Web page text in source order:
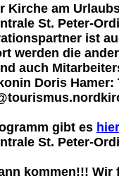
Kirche am
St. Peter-
ist
werden die
auch
Doris Hamer:
gibt es hier
St. Peter-
kommen!!!